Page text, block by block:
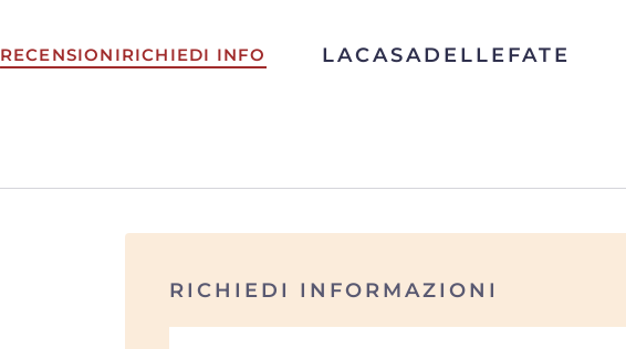
RECENSIONIRICHIEDI INFO LACASADELLEFATE
RICHIEDI INFORMAZIONI